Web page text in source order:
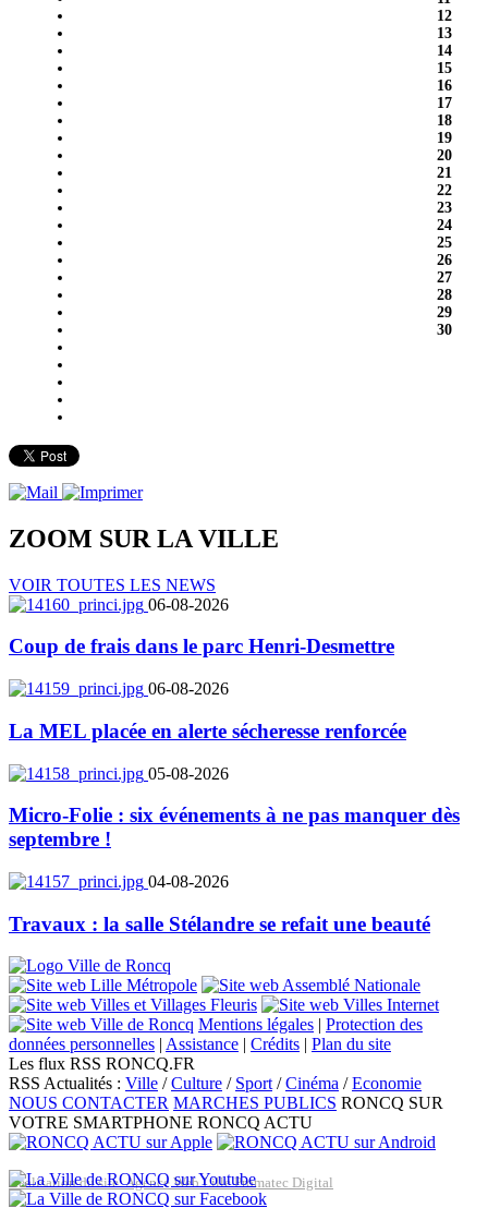
12
13
14
15
16
17
18
19
20
21
22
23
24
25
26
27
28
29
30
ZOOM SUR LA VILLE
VOIR TOUTES LES NEWS
06-08-2026
Coup de frais dans le parc Henri-Desmettre
06-08-2026
La MEL placée en alerte sécheresse renforcée
05-08-2026
Micro-Folie : six événements à ne pas manquer dès
septembre !
04-08-2026
Travaux : la salle Stélandre se refait une beauté
Mentions légales | Protection des
données personnelles | Assistance | Crédits | Plan du site
Les flux RSS RONCQ.FR
RSS Actualités : Ville /Culture / Sport/Cinéma /Economie
NOUS CONTACTER MARCHES PUBLICS RONCQ SUR
VOTRE SMARTPHONE RONCQ ACTU
Réalisation du site: Agence Web Lille Promatec Digital